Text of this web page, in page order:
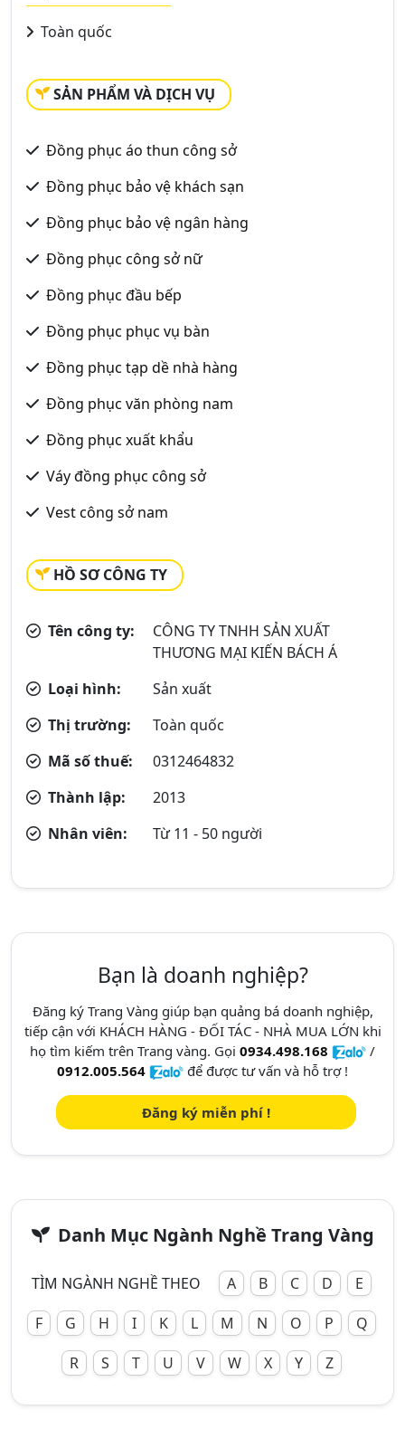
Toàn quốc
SẢN PHẨM VÀ DỊCH VỤ
Đồng phục áo thun công sở
Đồng phục bảo vệ khách sạn
Đồng phục bảo vệ ngân hàng
Đồng phục công sở nữ
Đồng phục đầu bếp
Đồng phục phục vụ bàn
Đồng phục tạp dề nhà hàng
Đồng phục văn phòng nam
Đồng phục xuất khẩu
Váy đồng phục công sở
Vest công sở nam
HỒ SƠ CÔNG TY
Tên công ty:
CÔNG TY TNHH SẢN XUẤT
THƯƠNG MẠI KIẾN BÁCH Á
Loại hình:
Sản xuất
Thị trường:
Toàn quốc
Mã số thuế:
0312464832
Thành lập:
2013
Nhân viên:
Từ 11 - 50 người
Bạn là doanh nghiệp?
Đăng ký Trang Vàng giúp bạn quảng bá doanh nghiệp,
tiếp cận với KHÁCH HÀNG - ĐỐI TÁC - NHÀ MUA LỚN khi
họ tìm kiếm trên Trang vàng. Gọi 0934.498.168
/
0912.005.564
để được tư vấn và hỗ trợ !
Đăng ký miễn phí !
Danh Mục Ngành Nghề Trang Vàng
TÌM NGÀNH NGHỀ THEO A B C D
E
F
G H I K L M N O P
Q
R
S T U V W X Y Z